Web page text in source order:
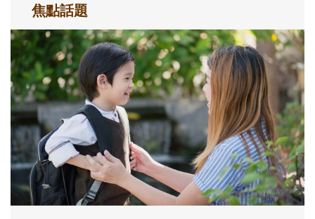
焦點話題
和孩子一起長大的那個男人│讀懂父親的
不同模樣
沒有人天生就擅長當爸爸！男人總是在一次
次「前所未有」的體驗中，跟著孩子一起長
大。從給予安全感的肢體遊戲，到獨立自
主、角色認同及解決問題的能力養成。爸爸
正嘗試用不同的模樣，參與孩子每個重要的